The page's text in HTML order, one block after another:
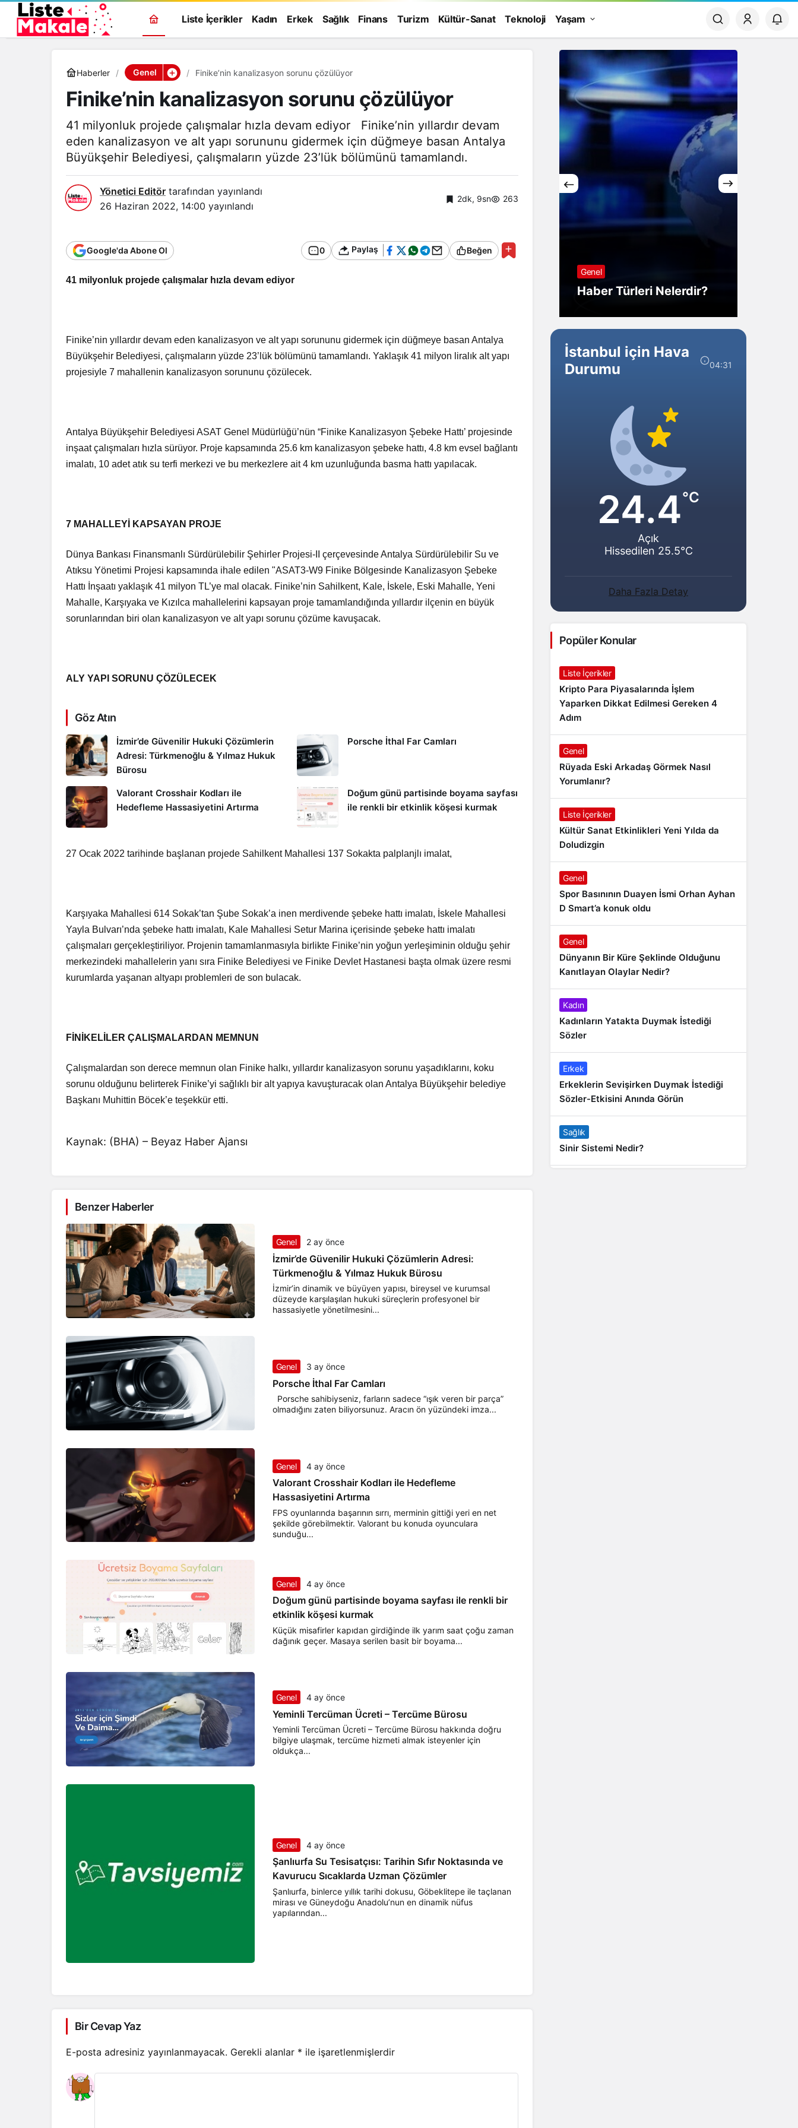
Liste İçerikler Kadın Erkek Sağlık Finans Turizm Kültür-Sanat Teknoloji Yaşam
Haberler Genel Finike’nin kanalizasyon sorunu çözülüyor
Finike’nin kanalizasyon sorunu çözülüyor
41 milyonluk projede çalışmalar hızla devam ediyor Finike’nin yıllardır devam
eden kanalizasyon ve alt yapı sorununu gidermek için düğmeye basan Antalya
Büyükşehir Belediyesi, çalışmaların yüzde 23’lük bölümünü tamamlandı.
Yönetici Editör tarafından yayınlandı
26 Haziran 2022, 14:00 yayınlandı
2dk, 9sn 263
Google'da Abone Ol 0 Paylaş Beğen
41 milyonluk projede çalışmalar hızla devam ediyor
Finike’nin yıllardır devam eden kanalizasyon ve alt yapı sorununu gidermek için düğmeye basan Antalya
Büyükşehir Belediyesi, çalışmaların yüzde 23’lük bölümünü tamamlandı. Yaklaşık 41 milyon liralık alt yapı
projesiyle 7 mahallenin kanalizasyon sorununu çözülecek.
Antalya Büyükşehir Belediyesi ASAT Genel Müdürlüğü’nün “Finike Kanalizasyon Şebeke Hattı’ projesinde
inşaat çalışmaları hızla sürüyor. Proje kapsamında 25.6 km kanalizasyon şebeke hattı, 4.8 km evsel bağlantı
imalatı, 10 adet atık su terfi merkezi ve bu merkezlere ait 4 km uzunluğunda basma hattı yapılacak.
7 MAHALLEYİ KAPSAYAN PROJE
Dünya Bankası Finansmanlı Sürdürülebilir Şehirler Projesi-II çerçevesinde Antalya Sürdürülebilir Su ve
Atıksu Yönetimi Projesi kapsamında ihale edilen "ASAT3-W9 Finike Bölgesinde Kanalizasyon Şebeke
Hattı İnşaatı yaklaşık 41 milyon TL’ye mal olacak. Finike’nin Sahilkent, Kale, İskele, Eski Mahalle, Yeni
Mahalle, Karşıyaka ve Kızılca mahallelerini kapsayan proje tamamlandığında yıllardır ilçenin en büyük
sorunlarından biri olan kanalizasyon ve alt yapı sorunu çözüme kavuşacak.
ALY YAPI SORUNU ÇÖZÜLECEK
Göz Atın
İzmir’de Güvenilir Hukuki Çözümlerin
Adresi: Türkmenoğlu & Yılmaz Hukuk
Bürosu
Porsche İthal Far Camları
Valorant Crosshair Kodları ile
Hedefleme Hassasiyetini Artırma
Doğum günü partisinde boyama sayfası
ile renkli bir etkinlik köşesi kurmak
27 Ocak 2022 tarihinde başlanan projede Sahilkent Mahallesi 137 Sokakta palplanjlı imalat,
Karşıyaka Mahallesi 614 Sokak’tan Şube Sokak’a inen merdivende şebeke hattı imalatı, İskele Mahallesi
Yayla Bulvarı’nda şebeke hattı imalatı, Kale Mahallesi Setur Marina içerisinde şebeke hattı imalatı
çalışmaları gerçekleştiriliyor. Projenin tamamlanmasıyla birlikte Finike’nin yoğun yerleşiminin olduğu şehir
merkezindeki mahallelerin yanı sıra Finike Belediyesi ve Finike Devlet Hastanesi başta olmak üzere resmi
kurumlarda yaşanan altyapı problemleri de son bulacak.
FİNİKELİLER ÇALIŞMALARDAN MEMNUN
Çalışmalardan son derece memnun olan Finike halkı, yıllardır kanalizasyon sorunu yaşadıklarını, koku
sorunu olduğunu belirterek Finike’yi sağlıklı bir alt yapıya kavuşturacak olan Antalya Büyükşehir belediye
Başkanı Muhittin Böcek’e teşekkür etti.
Kaynak: (BHA) – Beyaz Haber Ajansı
Benzer Haberler
Genel 2 ay önce
İzmir’de Güvenilir Hukuki Çözümlerin Adresi:
Türkmenoğlu & Yılmaz Hukuk Bürosu
İzmir’in dinamik ve büyüyen yapısı, bireysel ve kurumsal
düzeyde karşılaşılan hukuki süreçlerin profesyonel bir
hassasiyetle yönetilmesini...
Genel 3 ay önce
Porsche İthal Far Camları
Porsche sahibiyseniz, farların sadece “ışık veren bir parça”
olmadığını zaten biliyorsunuz. Aracın ön yüzündeki imza...
Genel 4 ay önce
Valorant Crosshair Kodları ile Hedefleme
Hassasiyetini Artırma
FPS oyunlarında başarının sırrı, merminin gittiği yeri en net
şekilde görebilmektir. Valorant bu konuda oyunculara
sunduğu...
Genel 4 ay önce
Doğum günü partisinde boyama sayfası ile renkli bir
etkinlik köşesi kurmak
Küçük misafirler kapıdan girdiğinde ilk yarım saat çoğu zaman
dağınık geçer. Masaya serilen basit bir boyama...
Genel 4 ay önce
Yeminli Tercüman Ücreti – Tercüme Bürosu
Yeminli Tercüman Ücreti – Tercüme Bürosu hakkında doğru
bilgiye ulaşmak, tercüme hizmeti almak isteyenler için
oldukça...
Genel 4 ay önce
Şanlıurfa Su Tesisatçısı: Tarihin Sıfır Noktasında ve
Kavurucu Sıcaklarda Uzman Çözümler
Şanlıurfa, binlerce yıllık tarihi dokusu, Göbeklitepe ile taçlanan
mirası ve Güneydoğu Anadolu’nun en dinamik nüfus
yapılarından...
Bir Cevap Yaz
E-posta adresiniz yayınlanmayacak. Gerekli alanlar * ile işaretlenmişlerdir
Genel
Genel
Haber Türleri Nelerdir?
İstanbul için Hava
Durumu
04:31
24.4°C
Açık
Hissedilen 25.5°C
Daha Fazla Detay
Popüler Konular
Liste İçerikler
Kripto Para Piyasalarında İşlem
Yaparken Dikkat Edilmesi Gereken 4
Adım
Genel
Rüyada Eski Arkadaş Görmek Nasıl
Yorumlanır?
Liste İçerikler
Kültür Sanat Etkinlikleri Yeni Yılda da
Doludizgin
Genel
Spor Basınının Duayen İsmi Orhan Ayhan
D Smart’a konuk oldu
Genel
Dünyanın Bir Küre Şeklinde Olduğunu
Kanıtlayan Olaylar Nedir?
Kadın
Kadınların Yatakta Duymak İstediği
Sözler
Erkek
Erkeklerin Sevişirken Duymak İstediği
Sözler-Etkisini Anında Görün
Sağlık
Sinir Sistemi Nedir?